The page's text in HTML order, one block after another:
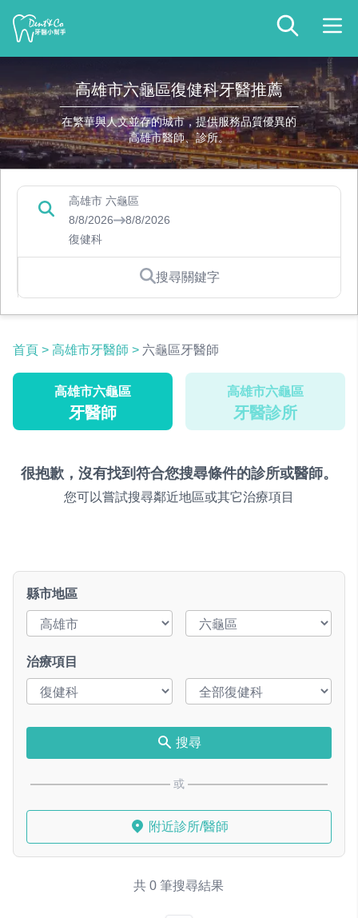
高雄市六龜區復健科牙醫推薦
在繁華與人文並存的城市，提供服務品質優異的
高雄市醫師、診所。
高雄市 六龜區
8/8/2026
8/8/2026
復健科
搜尋關鍵字
首頁 > 高雄市牙醫師 > 六龜區牙醫師
高雄市六龜區
牙醫師
高雄市六龜區
牙醫診所
很抱歉，沒有找到符合您搜尋條件的診所或醫師。
您可以嘗試搜尋鄰近地區或其它治療項目
縣市地區
治療項目
搜尋
或
附近診所/醫師
共 0 筆搜尋結果